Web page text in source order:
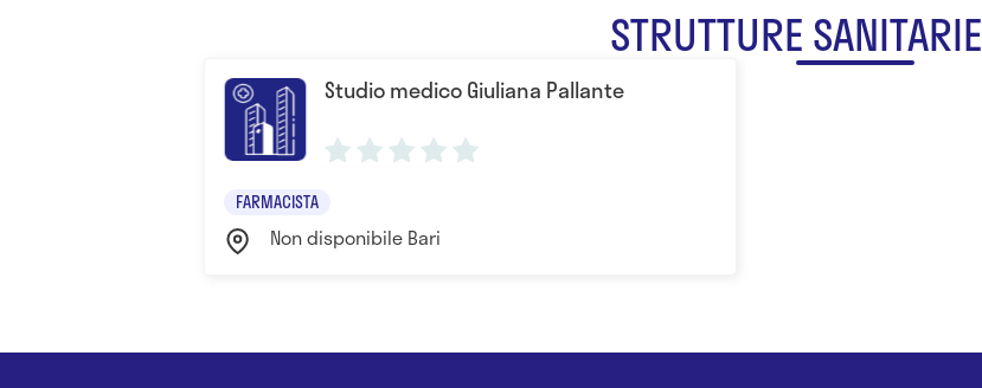
STRUTTURE SANITARIE
Studio medico Giuliana Pallante
FARMACISTA
Non disponibile Bari